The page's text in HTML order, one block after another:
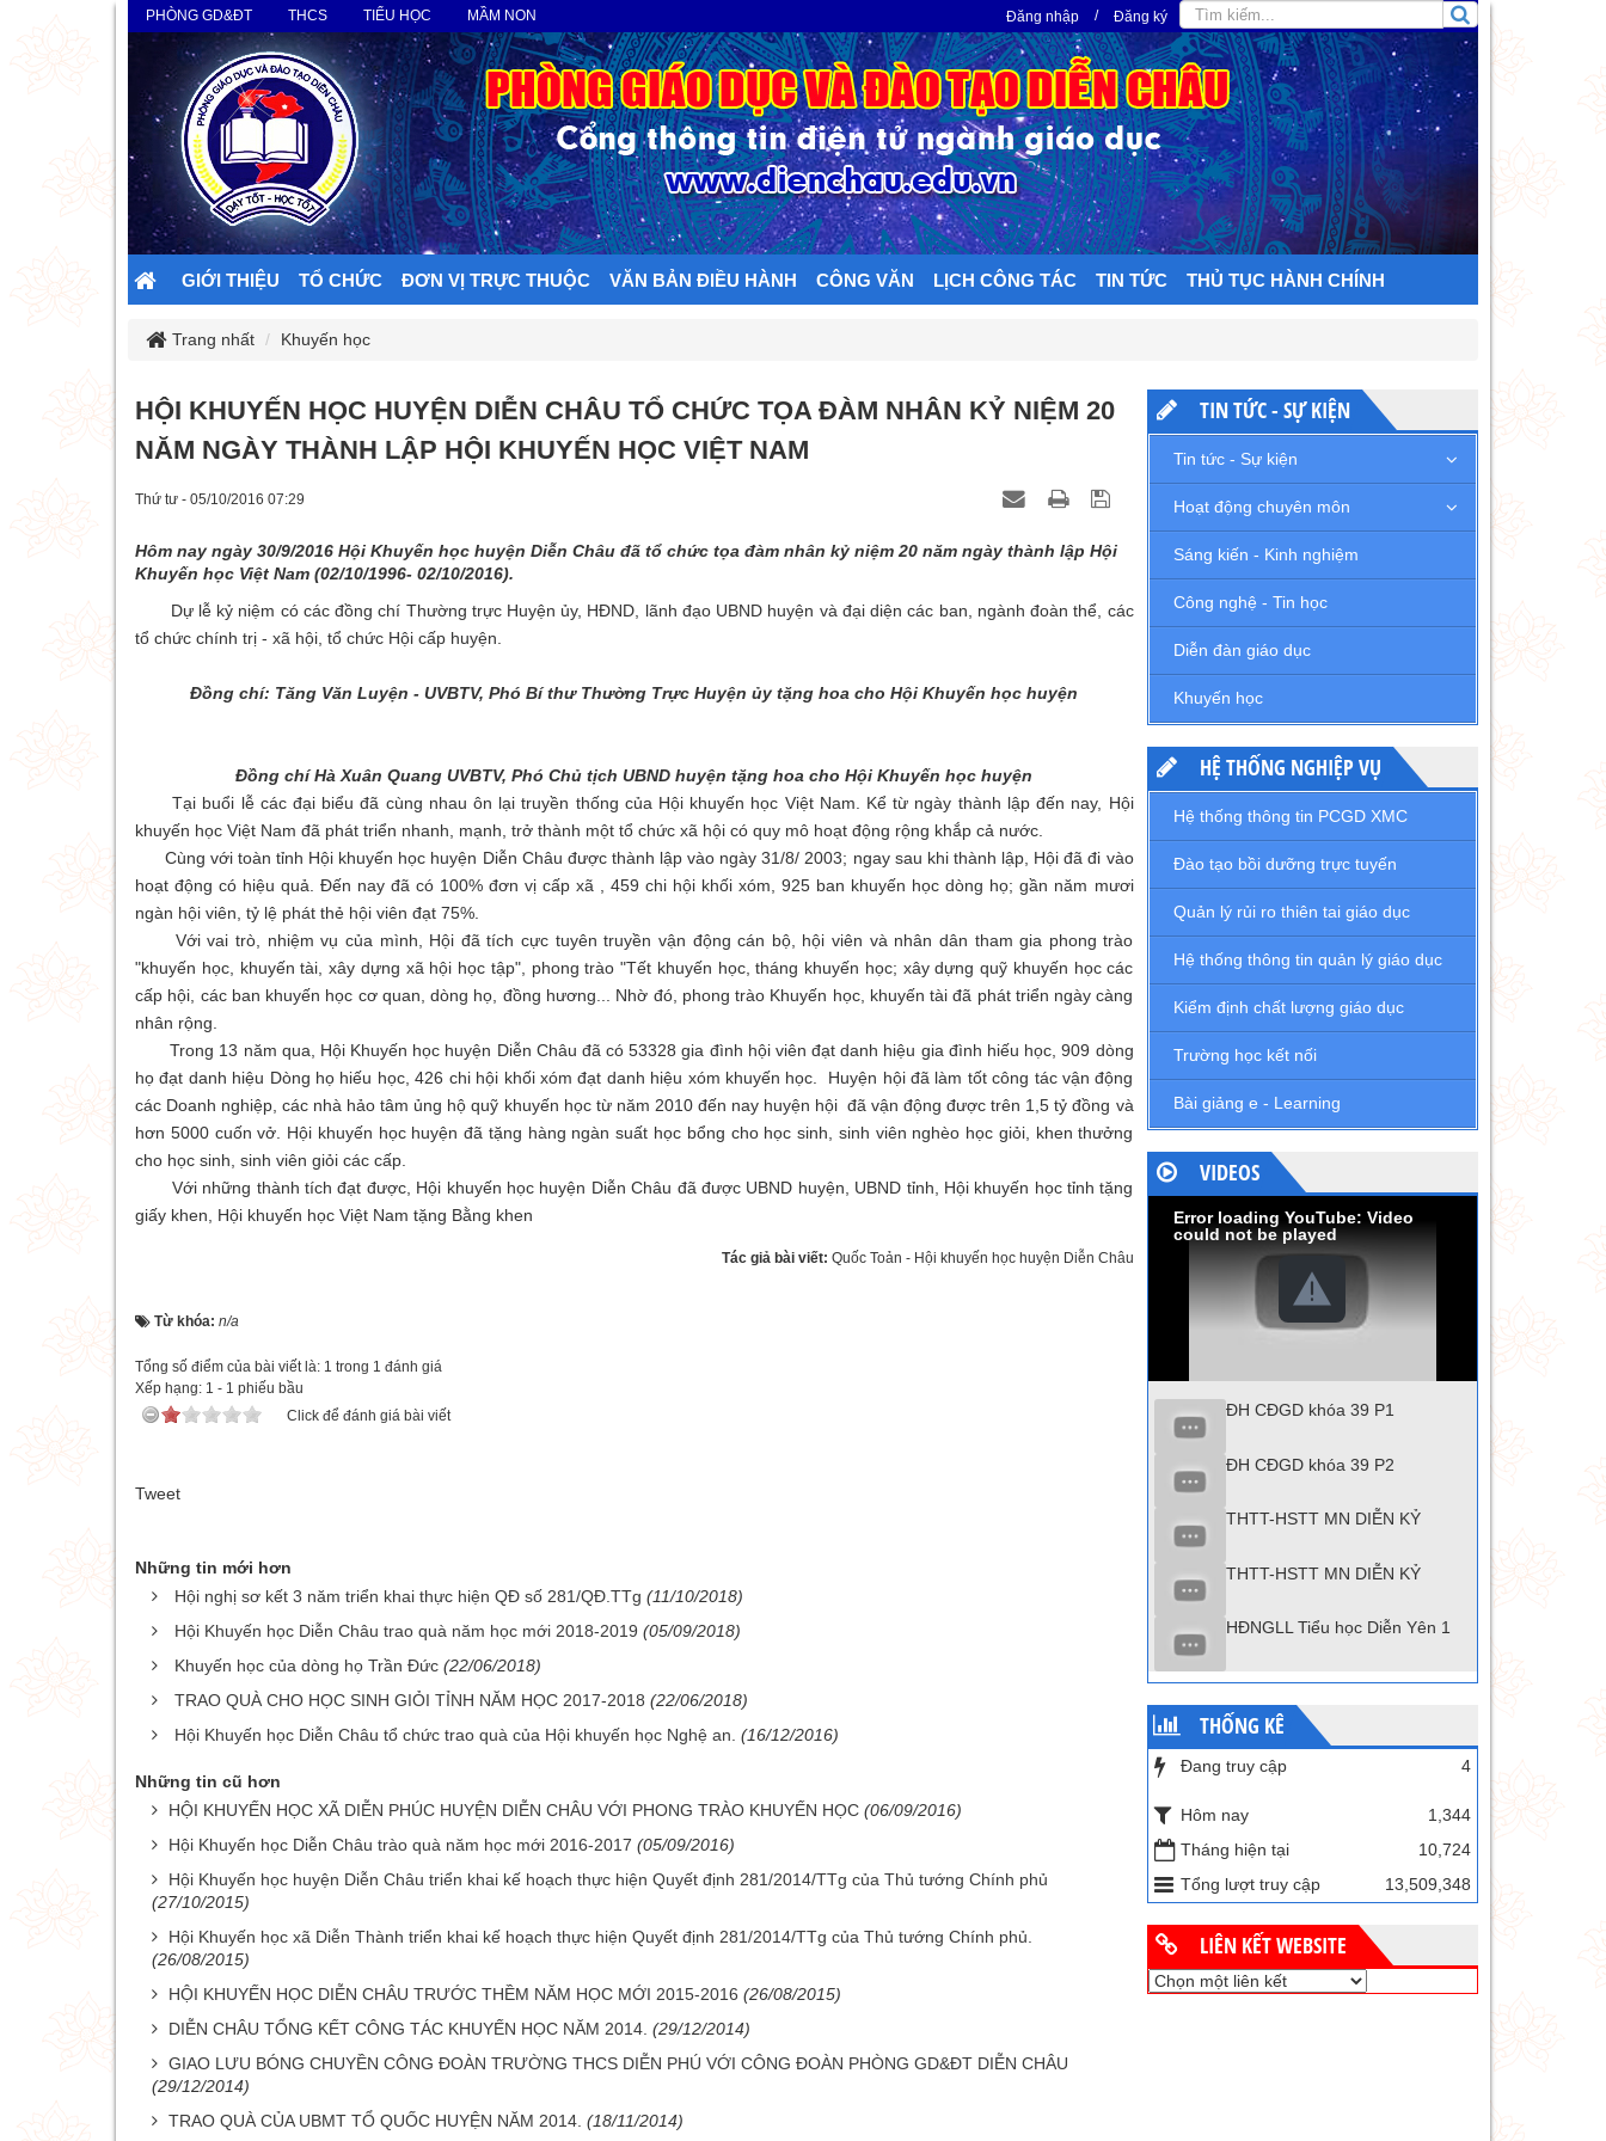
PHÒNG GD&ĐT THCS TIỂU HỌC MẦM NON Đăng nhập / Đăng ký
GIỚI THIỆU TỔ CHỨC ĐƠN VỊ TRỰC THUỘC VĂN BẢN ĐIỀU HÀNH CÔNG VĂN LỊCH CÔNG TÁC TIN TỨC THỦ TỤC HÀNH CHÍNH
Trang nhất Khuyến học
HỘI KHUYẾN HỌC HUYỆN DIỄN CHÂU TỔ CHỨC TỌA ĐÀM NHÂN KỶ NIỆM 20
NĂM NGÀY THÀNH LẬP HỘI KHUYẾN HỌC VIỆT NAM
Thứ tư - 05/10/2016 07:29
Hôm nay ngày 30/9/2016 Hội Khuyến học huyện Diễn Châu đã tổ chức tọa đàm nhân kỷ niệm 20 năm ngày thành lập Hội
Khuyến học Việt Nam (02/10/1996- 02/10/2016).
Dự lễ kỷ niệm có các đồng chí Thường trực Huyện ủy, HĐND, lãnh đạo UBND huyện và đại diện các ban, ngành đoàn thể, các
tổ chức chính trị - xã hội, tổ chức Hội cấp huyện.
Đồng chí: Tăng Văn Luyện - UVBTV, Phó Bí thư Thường Trực Huyện ủytặng hoa cho Hội Khuyến học huyện
Đồng chí Hà Xuân Quang UVBTV, Phó Chủ tịch UBND huyện tặng hoa cho Hội Khuyến học huyện
Tại buổi lễ các đại biểu đã cùng nhau ôn lại truyền thống của Hội khuyến học Việt Nam. Kể từ ngày thành lập đến nay, Hội
khuyến học Việt Nam đã phát triển nhanh, mạnh, trở thành một tổ chức xã hội có quy mô hoạt động rộng khắp cả nước.
Cùng với toàn tỉnh Hội khuyến học huyện Diễn Châu được thành lập vào ngày 31/8/ 2003; ngay sau khi thành lập, Hội đã đi vào
hoạt động có hiệu quả. Đến nay đã có 100% đơn vị cấp xã , 459 chi hội khối xóm, 925 ban khuyến học dòng họ; gần năm mươi
ngàn hội viên, tỷ lệ phát thẻ hội viên đạt 75%.
Với vai trò, nhiệm vụ của mình, Hội đã tích cực tuyên truyền vận động cán bộ, hội viên và nhân dân tham gia phong trào
"khuyến học, khuyến tài, xây dựng xã hội học tập", phong trào "Tết khuyến học, tháng khuyến học; xây dựng quỹ khuyến học các
cấp hội, các ban khuyến học cơ quan, dòng họ, đồng hương... Nhờ đó, phong trào Khuyến học, khuyến tài đã phát triển ngày càng
nhân rộng.
Trong 13 năm qua, Hội Khuyến học huyện Diễn Châu đã có 53328 gia đình hội viên đạt danh hiệu gia đình hiếu học, 909 dòng
họ đạt danh hiệu Dòng họ hiếu học, 426 chi hội khối xóm đạt danh hiệu xóm khuyến học. Huyện hội đã làm tốt công tác vận động
các Doanh nghiệp, các nhà hảo tâm ủng hộ quỹ khuyến học từ năm 2010 đến nay huyện hội đã vận động được trên 1,5 tỷ đồng và
hơn 5000 cuốn vở. Hội khuyến học huyện đã tặng hàng ngàn suất học bổng cho học sinh, sinh viên nghèo học giỏi, khen thưởng
cho học sinh, sinh viên giỏi các cấp.
Với những thành tích đạt được, Hội khuyến học huyện Diễn Châu đã được UBND huyện, UBND tỉnh, Hội khuyến học tỉnh tặng
giấy khen, Hội khuyến học Việt Nam tặng Bằng khen
Tác giả bài viết: Quốc Toản - Hội khuyến học huyện Diễn Châu
Từ khóa: n/a
Tổng số điểm của bài viết là: 1 trong 1 đánh giá
Xếp hạng: 1 - 1 phiếu bầu
Click để đánh giá bài viết
Tweet
Những tin mới hơn
Hội nghị sơ kết 3 năm triển khai thực hiện QĐ số 281/QĐ.TTg (11/10/2018)
Hội Khuyến học Diễn Châu trao quà năm học mới 2018-2019 (05/09/2018)
Khuyến học của dòng họ Trần Đức (22/06/2018)
TRAO QUÀ CHO HỌC SINH GIỎI TỈNH NĂM HỌC 2017-2018 (22/06/2018)
Hội Khuyến học Diễn Châu tổ chức trao quà của Hội khuyến học Nghệ an. (16/12/2016)
Những tin cũ hơn
HỘI KHUYẾN HỌC XÃ DIỄN PHÚC HUYỆN DIỄN CHÂU VỚI PHONG TRÀO KHUYẾN HỌC (06/09/2016)
Hội Khuyến học Diễn Châu trào quà năm học mới 2016-2017 (05/09/2016)
Hội Khuyến học huyện Diễn Châu triển khai kế hoạch thực hiện Quyết định 281/2014/TTg của Thủ tướng Chính phủ
(27/10/2015)
Hội Khuyến học xã Diễn Thành triển khai kế hoạch thực hiện Quyết định 281/2014/TTg của Thủ tướng Chính phủ.
(26/08/2015)
HỘI KHUYẾN HỌC DIỄN CHÂU TRƯỚC THỀM NĂM HỌC MỚI 2015-2016 (26/08/2015)
DIỄN CHÂU TỔNG KẾT CÔNG TÁC KHUYẾN HỌC NĂM 2014. (29/12/2014)
GIAO LƯU BÓNG CHUYỀN CÔNG ĐOÀN TRƯỜNG THCS DIỄN PHÚ VỚI CÔNG ĐOÀN PHÒNG GD&ĐT DIỄN CHÂU
(29/12/2014)
TRAO QUÀ CỦA UBMT TỔ QUỐC HUYỆN NĂM 2014. (18/11/2014)
TIN TỨC - SỰ KIỆN
Tin tức - Sự kiện
Hoạt động chuyên môn
Sáng kiến - Kinh nghiệm
Công nghệ - Tin học
Diễn đàn giáo dục
Khuyến học
HỆ THỐNG NGHIỆP VỤ
Hệ thống thông tin PCGD XMC
Đào tạo bồi dưỡng trực tuyến
Quản lý rủi ro thiên tai giáo dục
Hệ thống thông tin quản lý giáo dục
Kiểm định chất lượng giáo dục
Trường học kết nối
Bài giảng e - Learning
VIDEOS
Error loading YouTube: Video
could not be played
ĐH CĐGD khóa 39 P1
ĐH CĐGD khóa 39 P2
THTT-HSTT MN DIỄN KỶ
THTT-HSTT MN DIỄN KỶ
HĐNGLL Tiểu học Diễn Yên 1
THỐNG KÊ
Đang truy cập 4
Hôm nay
1,344
Tháng hiện tại
10,724
Tổng lượt truy cập
13,509,348
LIÊN KẾT WEBSITE